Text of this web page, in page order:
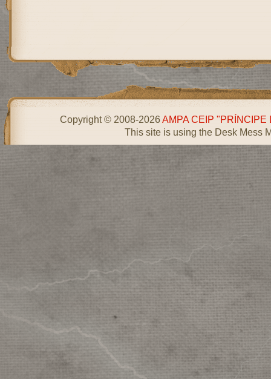
Copyright © 2008-2026AMPA CEIP "PRÍNCIPE
This site is using the Desk Mess